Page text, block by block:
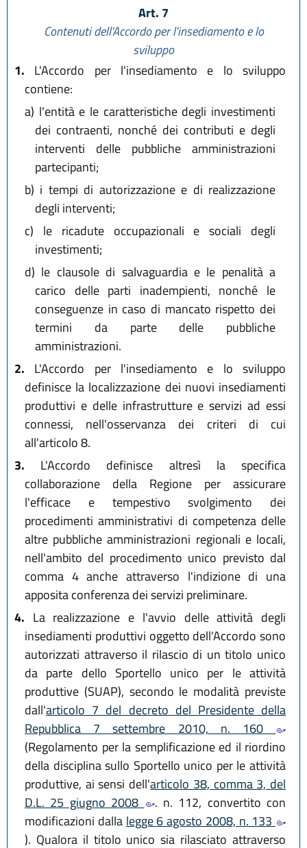
Art. 7
Contenuti dell'Accordo per l'insediamento e lo
sviluppo
1. L'Accordo per l'insediamento e lo sviluppo
contiene:
a) l'entità e le caratteristiche degli investimenti
dei contraenti, nonché dei contributi e degli
interventi delle pubbliche amministrazioni
partecipanti;
b) i tempi di autorizzazione e di realizzazione
degli interventi;
c) le ricadute occupazionali e sociali degli
investimenti;
d) le clausole di salvaguardia e le penalità a
carico delle parti inadempienti, nonché le
conseguenze in caso di mancato rispetto dei
termini da parte delle pubbliche
amministrazioni.
2. L'Accordo per l'insediamento e lo sviluppo
definisce la localizzazione dei nuovi insediamenti
produttivi e delle infrastrutture e servizi ad essi
connessi, nell'osservanza dei criteri di cui
all'articolo 8.
3. L'Accordo definisce altresì la specifica
collaborazione della Regione per assicurare
l'efficace e tempestivo svolgimento dei
procedimenti amministrativi di competenza delle
altre pubbliche amministrazioni regionali e locali,
nell'ambito del procedimento unico previsto dal
comma 4 anche attraverso l'indizione di una
apposita conferenza dei servizi preliminare.
4. La realizzazione e l'avvio delle attività degli
insediamenti produttivi oggetto dell'Accordo sono
autorizzati attraverso il rilascio di un titolo unico
da parte dello Sportello unico per le attività
produttive (SUAP), secondo le modalità previste
dall'articolo 7 del decreto del Presidente della
Repubblica 7 settembre 2010, n. 160
(Regolamento per la semplificazione ed il riordino
della disciplina sullo Sportello unico per le attività
produttive, ai sensi dell'articolo 38, comma 3, del
D.L. 25 giugno 2008
. n. 112, convertito con
modificazioni dalla legge 6 agosto 2008, n. 133
). Qualora il titolo unico sia rilasciato attraverso